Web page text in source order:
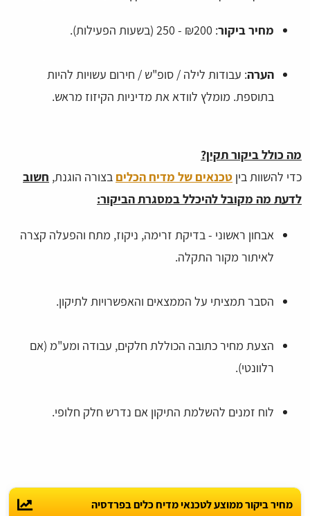
מחיר ביקור: ₪200 - 250 (בשעות הפעילות).
הערה: עבודות לילה / סופ"ש / חירום עשויות להיות
בתוספת. מומלץ לוודא את מדיניות הקיזוז מראש.
מה כולל ביקור תקין?
כדי להשוות בין טכנאים של מדיח הכלים בצורה הוגנת, חשוב
לדעת מה מקובל להיכלל במסגרת הביקור:
אבחון ראשוני - בדיקת זרימה, ניקוז, מתח והפעלה קצרה
לאיתור מקור התקלה.
הסבר תמציתי על הממצאים והאפשרויות לתיקון.
הצעת מחיר כתובה הכוללת חלקים, עבודה ומע"מ (אם
רלוונטי).
לוח זמנים להשלמת התיקון אם נדרש חלק חלופי.
מחיר ביקור ממוצע לטכנאי מדיח כלים בפרדסיה